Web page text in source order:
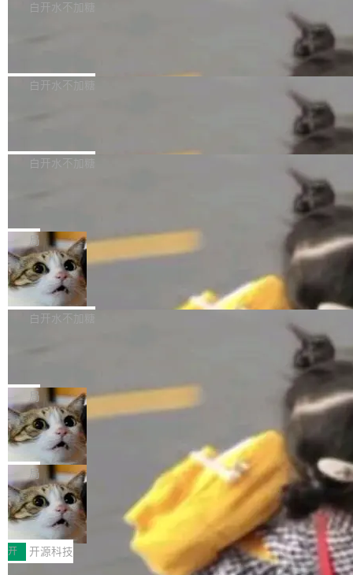
自研的多个文生3D和...
整性保护。效果是：吞吐量提升 41%，每 token
3.0preview。基于最新一代大语言模型 Hy3 的
让语音识别不再只是听清，而是真正听懂。通过
w 不要求标准普通话，方言识别覆盖粤语、吴语
白开水不加糖
新和少量网页兼容性修复版本。 Changes/fixe
容提供的字体时出现的几个问题 为避免音频加
质的最低采样率）的音频格式将被拒绝 修复了 C
SS 圆角虚线样式中可能存在的问题 如果表单中
的图像元素不在同一个子树中，则它们将不再关
联 加...
白开水不加糖
发布的 Release Notes，他利用 AI 工具（如 Co
最强的若干项。对于尚未正式发版的 PG 19，则
通过拉取过去一年内（从 PG 18 Beta1 时间点
至今）的所有 commit，同样交由 AI 分析提炼。
经过人工复核，准确度令人满意。这一方法也为
社区爱好者提供了高效跟踪新版本的思路。
白开水不加糖
维护工作一直与我的日常工作、家务、社交生活
和休闲娱乐竞争时间。" 这是 libexpat 维护者 S
ebastian Pipping 写在博客里的话。8 月 4 日，
他宣布了一个新消息：从 2026 年 8 月 1 日起，
他可以全职维护 libexpat 了，最长 6 个月。发
库之一。你的操作系统、浏览器、无数的基础设
施软件，很可能都在用它。而过去十年，维护它
的人一直在用业余...
局
Firefox 153.0.3 发布
Firefox 153.0.3 现已发布，具体更新内容如
下： New Smart Window 包含多项增强功能：
gi?id=2019042">Bug&nbsp;2019042</a>）</l
i> <li>现在，助手可以直接使用 Exa 的网络搜索
结果回答问题，而无需将问题转交给搜索引擎。
（<a href="https://bugzilla.mozilla.org/show_
bug.cgi?id=204...
白开水不加糖
的 npm 包。项目的核心论点是：容器不适合 Ag
ent 计算。真正适合的，是 Isolate。 Cloudflare
工程师在这件事上没什么可谦虚的——他们用 W
orkers 跑了十年 Isolate。用 CEO Matthew Pri
nce 的话说：「我们一生都在用 Isolate 运行代
码，而 AI Agent 不需要容器，它们需要的是 Iso
late。」 容器为什么不合适 容器的问题在于启动
和销毁都太重了。一个 Agent 要执行的任务可能
只需要几毫秒的 CPU 时间，但容器从冷启动到
就绪要花数秒。如果未来有十...
局
OpenAI 公开邮件和聊天记录回应苹果
诉讼，称“Apple is getting this wron
g”
上个月，苹果一纸诉状把 OpenAI 告上法庭，指
控其挖角苹果前员工并窃取商业秘密。苹果的诉
状把 OpenAI 描述成一个系统性地从前东家挖
人、套取机密信息的对手。 OpenAI 没发律师
函，也没选择庭外沉默。它在官网贴了一篇博
文，标题只有六个字：Apple is getting this wro
ng。 然后，它把邮件往来和 iMessage 聊天记
局
HUAWEI MatePad Edge上架WorkBu
ddy鸿蒙PC版，说话就能干活的AI办公
搭子
全能AI工作台WorkBuddy鸿蒙PC版上架HUAWE
I MatePad Edge应用市场，直接下载即可使
用，与鸿蒙电脑上的体验一致。值得一提的是，
开 开源科技